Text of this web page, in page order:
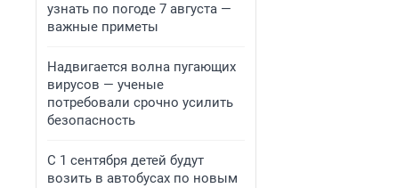
узнать по погоде 7 августа —
важные приметы
Надвигается волна пугающих
вирусов — ученые
потребовали срочно усилить
безопасность
С 1 сентября детей будут
возить в автобусах по новым